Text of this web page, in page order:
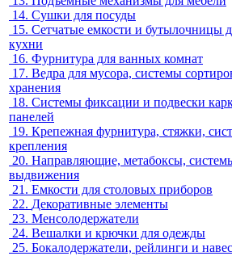
14. Сушки для посуды
15. Сетчатые емкости и бутылочницы
кухни
16. Фурнитура для ванных комнат
17. Ведра для мусора, системы
хранения
18. Системы фиксации и подвески
панелей
19. Крепежная фурнитура, стяжки,
крепления
20. Направляющие, метабоксы,
выдвижения
21. Емкости для столовых приборов
22. Декоративные элементы
23. Менсолодержатели
24. Вешалки и крючки для одежды
25. Бокалодержатели, рейлинги и